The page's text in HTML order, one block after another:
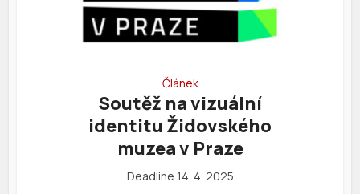
Článek
Soutěž na vizuální
identitu Židovského
muzea v Praze
Deadline 14. 4. 2025